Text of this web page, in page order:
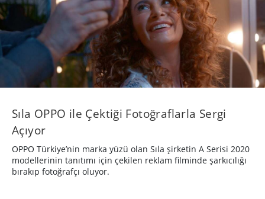
Sıla OPPO ile Çektiği Fotoğraflarla Sergi
Açıyor
OPPO Türkiye’nin marka yüzü olan Sıla şirketin A Serisi 2020
modellerinin tanıtımı için çekilen reklam filminde şarkıcılığı
bırakıp fotoğrafçı oluyor.